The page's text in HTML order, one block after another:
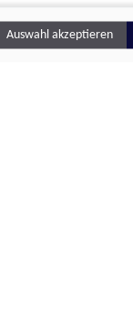
Auswahl akzeptieren